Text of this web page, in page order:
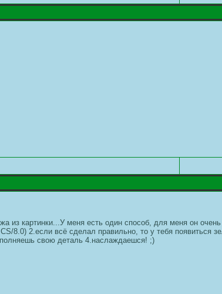
из картинки...У меня есть один способ, для меня он
8.0) 2.если всё сделал правильно, то у тебя появиться
свою деталь 4.наслаждаешся! ;)